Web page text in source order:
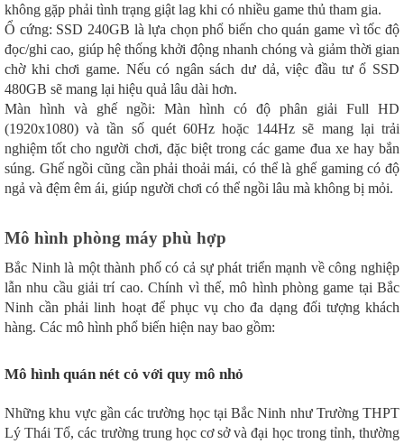
không gặp phải tình trạng giật lag khi có nhiều game thủ tham gia.
Ổ cứng: SSD 240GB là lựa chọn phổ biến cho quán game vì tốc độ
đọc/ghi cao, giúp hệ thống khởi động nhanh chóng và giảm thời gian
chờ khi chơi game. Nếu có ngân sách dư dả, việc đầu tư ổ SSD
480GB sẽ mang lại hiệu quả lâu dài hơn.
Màn hình và ghế ngồi: Màn hình có độ phân giải Full HD
(1920x1080) và tần số quét 60Hz hoặc 144Hz sẽ mang lại trải
nghiệm tốt cho người chơi, đặc biệt trong các game đua xe hay bắn
súng. Ghế ngồi cũng cần phải thoải mái, có thể là ghế gaming có độ
ngả và đệm êm ái, giúp người chơi có thể ngồi lâu mà không bị mỏi.
Mô hình phòng máy phù hợp
Bắc Ninh là một thành phố có cả sự phát triển mạnh về công nghiệp
lẫn nhu cầu giải trí cao. Chính vì thế, mô hình phòng game tại Bắc
Ninh cần phải linh hoạt để phục vụ cho đa dạng đối tượng khách
hàng. Các mô hình phổ biến hiện nay bao gồm:
Mô hình quán nét cỏ với quy mô nhỏ
Những khu vực gần các trường học tại Bắc Ninh như Trường THPT
Lý Thái Tổ, các trường trung học cơ sở và đại học trong tỉnh, thường